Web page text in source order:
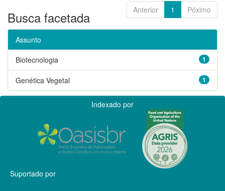
Anterior 1 Póximo
Busca facetada
Assunto
1
Biotecnologia
1
Genética Vegetal
Indexado por
Suportado por